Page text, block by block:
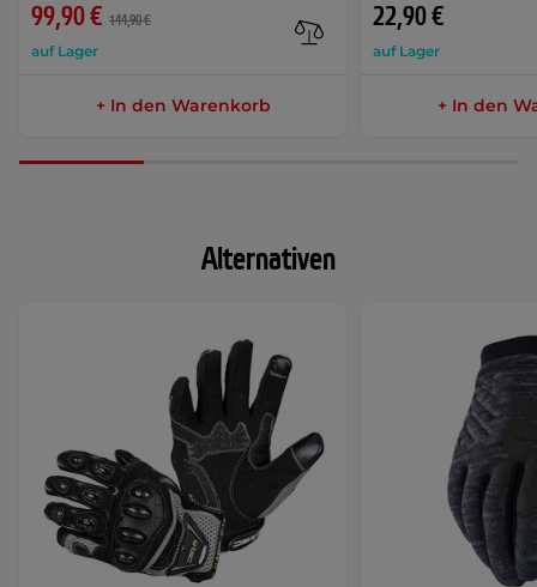
99,90 € 144,90 €
auf Lager
+ In den Warenkorb
22,90 €
auf Lager
+ In den
Alternativen